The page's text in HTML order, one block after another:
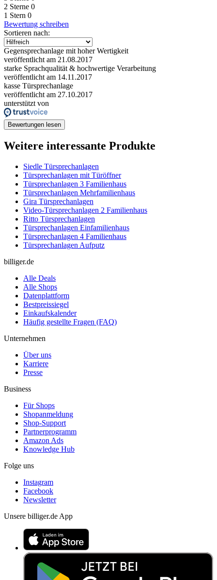
2 Sterne 0
1 Stern 0
Bewertung schreiben
Sortieren nach:
Gegensprechanlage mit hoher Wertigkeit
veröffentlicht am 21.08.2017
starke Sprachqualität & hochwertige Verarbeitung
veröffentlicht am 14.11.2017
kasse Türsprechanlage
veröffentlicht am 27.10.2017
unterstützt von
Bewertungen lesen
Weitere interessante Produkte
Siedle Türsprechanlagen
Türsprechanlagen mit Türöffner
Türsprechanlagen 3 Familienhaus
Türsprechanlagen Mehrfamilienhaus
Gira Türsprechanlagen
Video-Türsprechanlagen 2 Familienhaus
Ritto Türsprechanlagen
Türsprechanlagen Einfamilienhaus
Türsprechanlagen 4 Familienhaus
Türsprechanlagen Aufputz
billiger.de
Alle Deals
Alle Shops
Datenplattform
Bestpreissiegel
Einkaufskalender
Häufig gestellte Fragen (FAQ)
Unternehmen
Über uns
Karriere
Presse
Business
Für Shops
Shopanmeldung
Shop-Support
Partnerprogramm
Amazon Ads
Knowledge Hub
Folge uns
Instagram
Facebook
Newsletter
Unsere billiger.de App